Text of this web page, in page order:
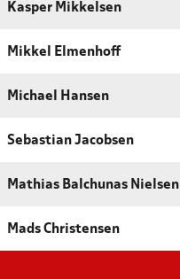
Kasper Mikkelsen
Mikkel Elmenhoff
Michael Hansen
Sebastian Jacobsen
Mathias Balchunas Nielsen
Mads Christensen